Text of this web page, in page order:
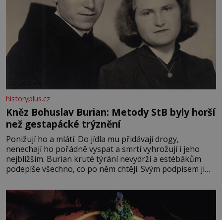
historyplus.cz
Kněz Bohuslav Burian: Metody StB byly horší
než gestapácké trýznění
Ponižují ho a mlátí. Do jídla mu přidávají drogy,
nenechají ho pořádně vyspat a smrtí vyhrožují i jeho
nejbližším. Burian kruté týrání nevydrží a estébákům
podepíše všechno, co po něm chtějí. Svým podpisem jim
fyzický ani psychický nátlak. Syn brněnského řezníka
chce být knězem a